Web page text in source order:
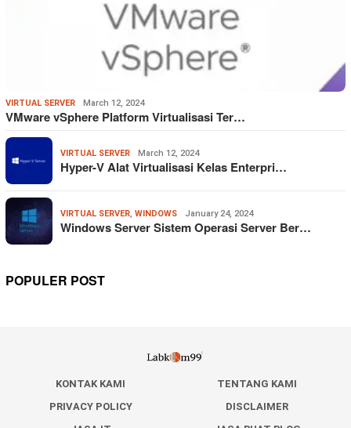
VIRTUAL SERVER March 12, 2024
VMware vSphere Platform Virtualisasi Ter…
VIRTUAL SERVER March 12, 2024
Hyper-V Alat Virtualisasi Kelas Enterpri…
VIRTUAL SERVER, WINDOWS January 24, 2024
Windows Server Sistem Operasi Server Ber…
POPULER POST
KONTAK KAMI
TENTANG KAMI
PRIVACY POLICY
DISCLAIMER